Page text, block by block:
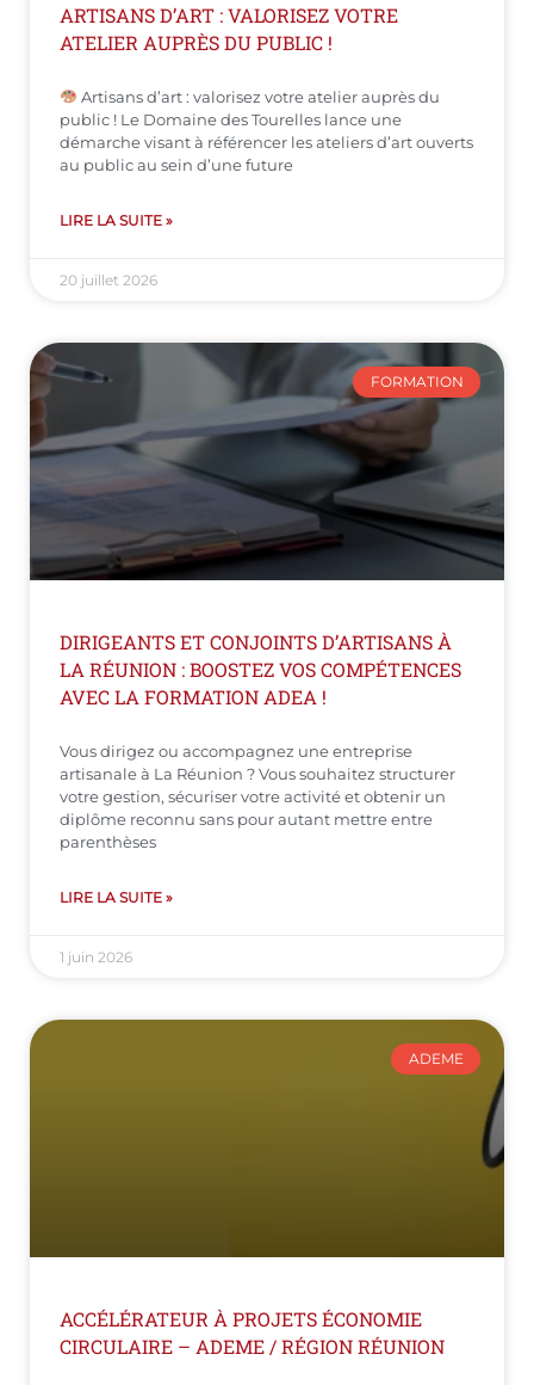
ARTISANS D’ART : VALORISEZ VOTRE
ATELIER AUPRÈS DU PUBLIC !
Artisans d’art : valorisez votre atelier auprès du
public ! Le Domaine des Tourelles lance une
démarche visant à référencer les ateliers d’art ouverts
au public au sein d’une future
LIRE LA SUITE »
20 juillet 2026
FORMATION
DIRIGEANTS ET CONJOINTS D’ARTISANS À
LA RÉUNION : BOOSTEZ VOS COMPÉTENCES
AVEC LA FORMATION ADEA !
Vous dirigez ou accompagnez une entreprise
artisanale à La Réunion ? Vous souhaitez structurer
votre gestion, sécuriser votre activité et obtenir un
diplôme reconnu sans pour autant mettre entre
parenthèses
LIRE LA SUITE »
1 juin 2026
ADEME
ACCÉLÉRATEUR À PROJETS ÉCONOMIE
CIRCULAIRE – ADEME / RÉGION RÉUNION